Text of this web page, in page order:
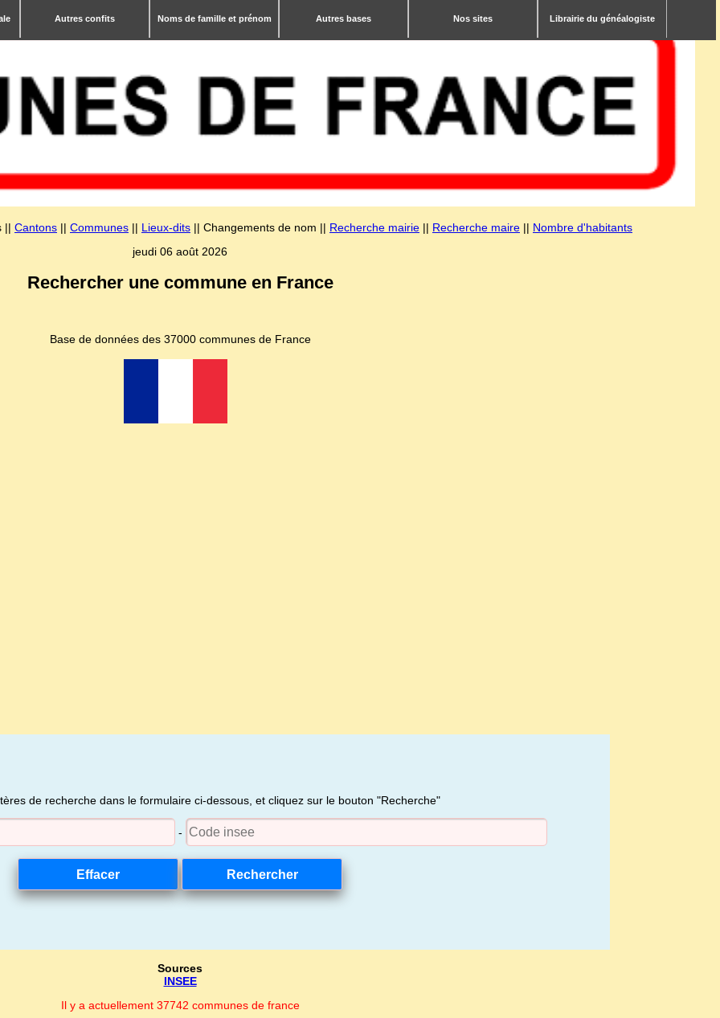
Autres confits Noms de famille et prénom Autres bases Nos sites Librairie du généalogiste
|| Cantons || Communes || Lieux-dits || Changements de nom || Recherche mairie || Recherche maire || Nombre d'habitants
jeudi 06 août 2026
Rechercher une commune en France
Base de données des 37000 communes de France
de recherche dans le formulaire ci-dessous, et cliquez sur le bouton "Recherche"
-
Sources
INSEE
Il y a actuellement 37742 communes de france